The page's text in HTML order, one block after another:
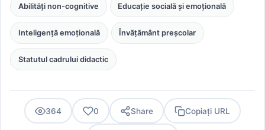
Abilități non-cognitive Educație socială și emoțională
Inteligență emoțională Învățământ preșcolar
Statutul cadrului didactic
364 0 Share Copiați URL